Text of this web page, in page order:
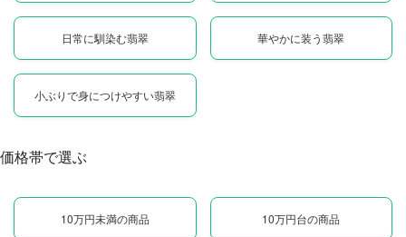
日常に馴染む翡翠 華やかに装う翡翠
小ぶりで身につけやすい翡翠
価格帯で選ぶ
10万円未満の商品 10万円台の商品